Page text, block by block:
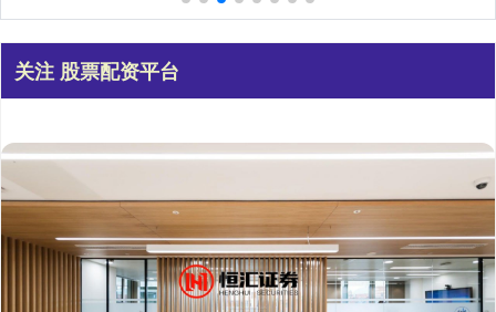
关注 股票配资平台